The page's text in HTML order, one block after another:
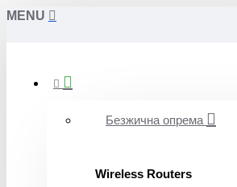
MENU
Безжична опрема
Wireless Routers